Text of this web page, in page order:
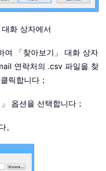
화 상자에서
여 「찾아보기」 대화 상자
연락처의 .csv 파일을 찾
릭합니다；
옵션을 선택합니다；
。